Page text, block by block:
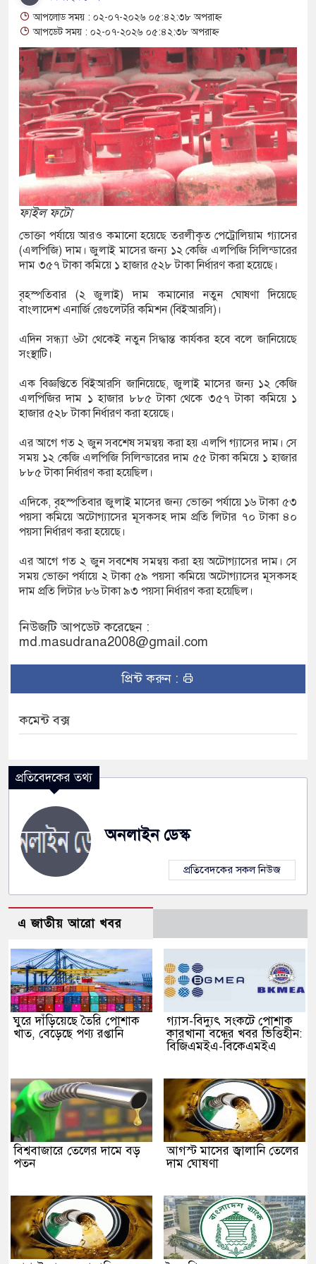
জাল টাকা ও টাকা তৈরির সরঞ্জামসহ আটক ২
মন্ত্রণালয়ের নতুন সচিব ওবায়দুর রহমানকে
ফুলেল শুভেচ্ছা
রাষ্ট্রপতি পদে মনোনীত মির্জা ফখরুল
নদীর পাড়ে ভাসমান অবস্থায় ব্যক্তির মরদেহ
জানিয়ে গোল উদযাপন ডি পলের
সিটি কলেজে অভিভাবক সমাবেশে বক্তব্য দিতে
আপলোড সময় : ০২-০৭-২০২৬ ০৫:৪২:৩৮ অপরাহ্ন
আপডেট সময় : ০২-০৭-২০২৬ ০৫:৪২:৩৮ অপরাহ্ন
ফাইল ফটো
ভোক্তা পর্যায়ে আরও কমানো হয়েছে তরলীকৃত পেট্রোলিয়াম গ্যাসের
(এলপিজি) দাম। জুলাই মাসের জন্য ১২ কেজি এলপিজি সিলিন্ডারের
দাম ৩৫৭ টাকা কমিয়ে ১ হাজার ৫২৮ টাকা নির্ধারণ করা হয়েছে।
বৃহস্পতিবার (২ জুলাই) দাম কমানোর নতুন ঘোষণা দিয়েছে
বাংলাদেশ এনার্জি রেগুলেটরি কমিশন (বিইআরসি)।
এদিন সন্ধ্যা ৬টা থেকেই নতুন সিদ্ধান্ত কার্যকর হবে বলে জানিয়েছে
সংস্থাটি।
এক বিজ্ঞপ্তিতে বিইআরসি জানিয়েছে, জুলাই মাসের জন্য ১২ কেজি
এলপিজির দাম ১ হাজার ৮৮৫ টাকা থেকে ৩৫৭ টাকা কমিয়ে ১
হাজার ৫২৮ টাকা নির্ধারণ করা হয়েছে।
এর আগে গত ২ জুন সবশেষ সমন্বয় করা হয় এলপি গ্যাসের দাম। সে
সময় ১২ কেজি এলপিজি সিলিন্ডারের দাম ৫৫ টাকা কমিয়ে ১ হাজার
৮৮৫ টাকা নির্ধারণ করা হয়েছিল।
এদিকে, বৃহস্পতিবার জুলাই মাসের জন্য ভোক্তা পর্যায়ে ১৬ টাকা ৫৩
পয়সা কমিয়ে অটোগ্যাসের মূসকসহ দাম প্রতি লিটার ৭০ টাকা ৪০
পয়সা নির্ধারণ করা হয়েছে।
এর আগে গত ২ জুন সবশেষ সমন্বয় করা হয় অটোগ্যাসের দাম। সে
সময় ভোক্তা পর্যায়ে ২ টাকা ৫৯ পয়সা কমিয়ে অটোগ্যাসের মূসকসহ
দাম প্রতি লিটার ৮৬ টাকা ৯৩ পয়সা নির্ধারণ করা হয়েছিল।
নিউজটি আপডেট করেছেন :
md.masudrana2008@gmail.com
প্রিন্ট করুন :
কমেন্ট বক্স
প্রতিবেদকের তথ্য
অনলাইন ডেস্ক
প্রতিবেদকের সকল নিউজ
এ জাতীয় আরো খবর
ঘুরে দাঁড়িয়েছে তৈরি পোশাক
খাত, বেড়েছে পণ্য রপ্তানি
গ্যাস-বিদ্যুৎ সংকটে পোশাক
কারখানা বন্ধের খবর ভিত্তিহীন:
বিজিএমইএ-বিকেএমইএ
বিশ্ববাজারে তেলের দামে বড়
পতন
আগস্ট মাসের জ্বালানি তেলের
দাম ঘোষণা